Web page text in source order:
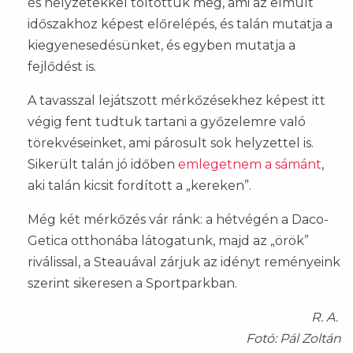
időszakhoz képest előrelépés, és talán mutatja a
kiegyenesedésünket, és egyben mutatja a
fejlődést is.
A tavasszal lejátszott mérkőzésekhez képest itt
végig fent tudtuk tartani a győzelemre való
törekvéseinket, ami párosult sok helyzettel is.
Sikerült talán jó időben emlegetnem a sámánt,
aki talán kicsit fordított a „kereken”.
Még két mérkőzés vár ránk: a hétvégén a Daco-
Getica otthonába látogatunk, majd az „örök”
riválissal, a Steauával zárjuk az idényt reményeink
szerint sikeresen a Sportparkban.
R. A.
Fotó: Pál Zoltán